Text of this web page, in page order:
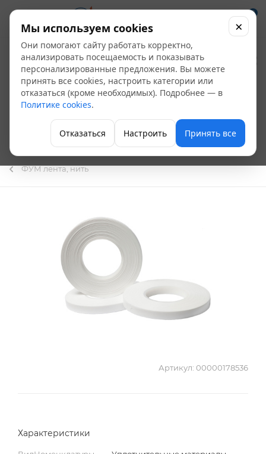
0
Лента ФУМ 20 мм
Россия, г.Кирово-
Чепецк, 30 гр, 10
метров, толщина 0,1
мм, "Мастер"
ФУМ лента, нить
Артикул: 00000178536
Характеристики
Мы используем cookies
Они помогают сайту работать корректно,
анализировать посещаемость и показывать
персонализированные предложения. Вы можете
принять все cookies, настроить категории или
отказаться (кроме необходимых). Подробнее — в
Политике cookies.
Отказаться Настроить Принять все
×